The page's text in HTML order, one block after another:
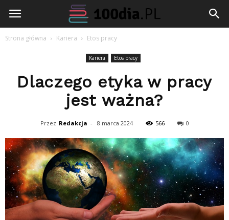
100dia.pl
Strona główna Kariera Etos pracy
Kariera Etos pracy
Dlaczego etyka w pracy
jest ważna?
Przez Redakcja - 8 marca 2024 566 0